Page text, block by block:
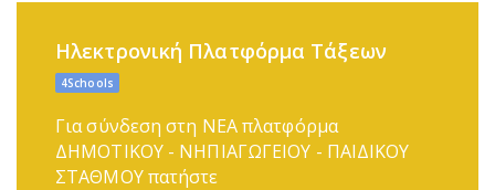
Ηλεκτρονική Πλατφόρμα Τάξεων
4Schools
Για σύνδεση στη ΝΕΑ πλατφόρμα
ΔΗΜΟΤΙΚΟΥ - ΝΗΠΙΑΓΩΓΕΙΟΥ - ΠΑΙΔΙΚΟΥ
ΣΤΑΘΜΟΥ πατήστε